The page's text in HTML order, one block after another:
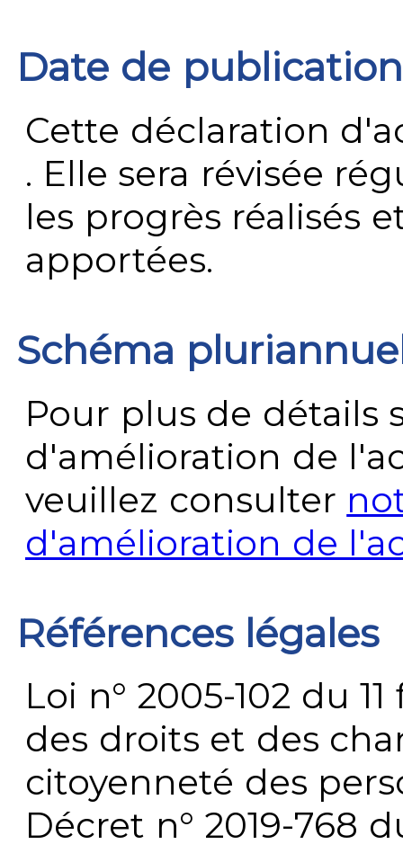
Date de publication
Cette déclaration
. Elle sera révisée
les progrès réalisés
apportées.
Schéma
Pour plus de détails
d'amélioration de
veuillez consulter
d'amélioration de
Références légales
Loi n° 2005-102 du
des droits et des
citoyenneté des
Décret n° 2019-768